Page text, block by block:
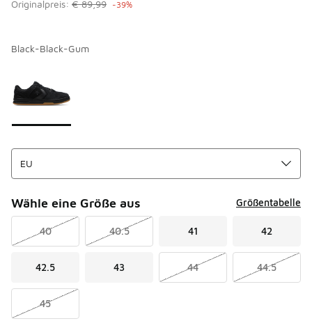
Originalpreis: € 89,99 -39%
Black-Black-Gum
Wähle eine Größe aus Größentabelle
40 40.5 41 42
42.5 43 44 44.5
45